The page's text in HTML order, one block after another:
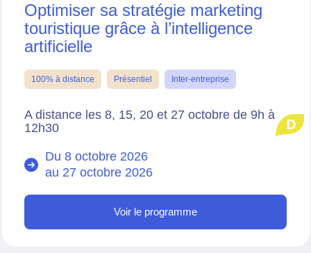
Optimiser sa stratégie marketing
touristique grâce à l’intelligence
artificielle
100% à distance Présentiel Inter-entreprise
A distance les 8, 15, 20 et 27 octobre de 9h à
12h30
Du 8 octobre 2026
au 27 octobre 2026
Voir le programme
D